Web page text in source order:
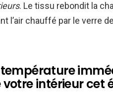
. Le tissu rebondit la
l’air chauffé par le verre
température
intérieur cet